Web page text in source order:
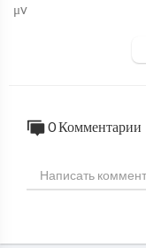
μv
0 Комментарии